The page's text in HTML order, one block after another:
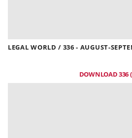
LEGAL WORLD / 336 - AUGUST-
DOWNLOAD 336